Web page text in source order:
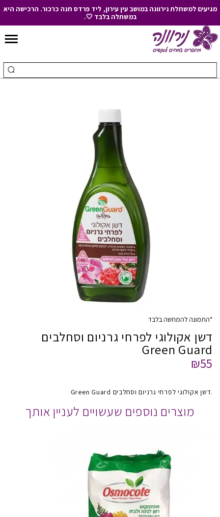
to
מגיעים למשתלת נירוונה במושב עין עירון, ליד פרדס חנה כרכור. הרכישה היא
במשתלה בלבד 🤍.
*התמונה להמחשה בלבד
דשן אקולוגי לפרחי גרניום וסחלבים
Green Guard
₪55
.דשן אקולוגי לפרחי גרניום וסחלבים Green Guard
מוצרים נוספים שעשויים לעניין אותך